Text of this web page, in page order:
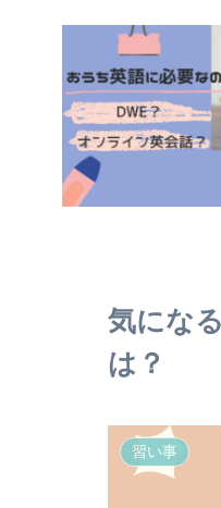
気にな
は？
習い事